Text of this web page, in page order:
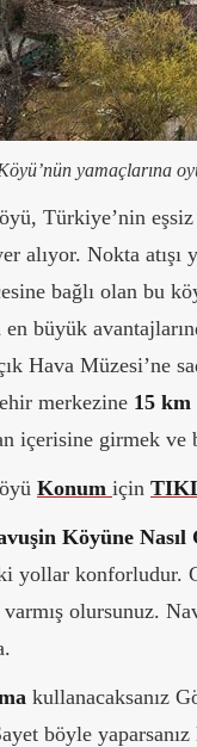
yamaçlarına
Türkiye’nin
alıyor. Nokta atışı
bağlı olan bu
en büyük
Hava Müzesi’ne
merkezine 15 km
içerisine girmek ve
Konum için
Köyüne
yollar konforludur.
varmış olursunuz.
kullanacaksanız
böyle